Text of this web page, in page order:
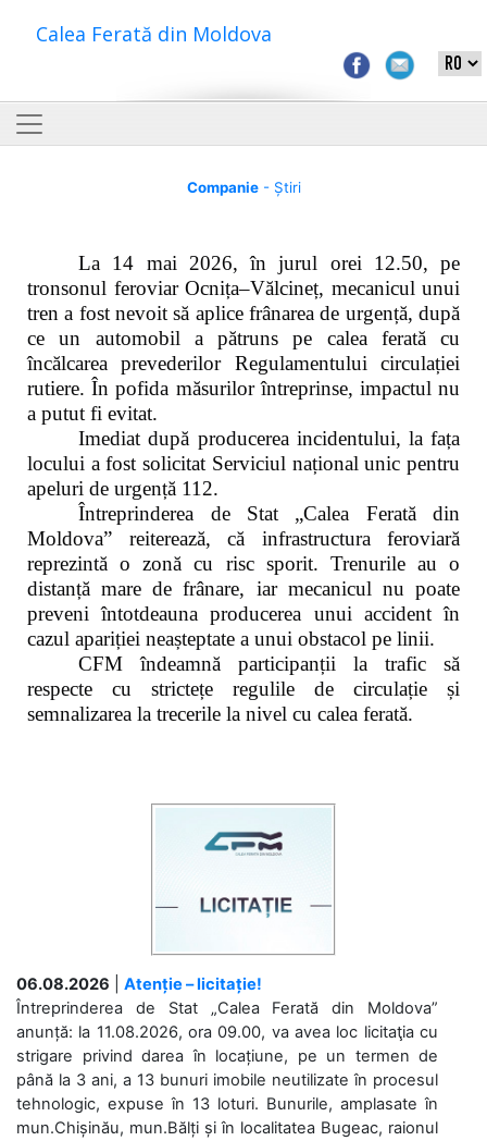
Calea Ferată din Moldova
Companie- Știri
La 14 mai 2026, în jurul orei 12.50, pe
tronsonul feroviar Ocnița–Vălcineț, mecanicul unui
tren a fost nevoit să aplice frânarea de urgență, după
ce un automobil a pătruns pe calea ferată cu
încălcarea prevederilor Regulamentului circulației
rutiere. În pofida măsurilor întreprinse, impactul nu
a putut fi evitat.
Imediat după producerea incidentului, la fața
locului a fost solicitat Serviciul național unic pentru
apeluri de urgență 112.
Întreprinderea de Stat „Calea Ferată din
Moldova” reiterează, că infrastructura feroviară
reprezintă o zonă cu risc sporit. Trenurile au o
distanță mare de frânare, iar mecanicul nu poate
preveni întotdeauna producerea unui accident în
cazul apariției neașteptate a unui obstacol pe linii.
CFM îndeamnă participanții la trafic să
respecte cu strictețe regulile de circulație și
semnalizarea la trecerile la nivel cu calea ferată.
06.08.2026
Atenție – licitație!
Întreprinderea de Stat „Calea Ferată din Moldova”
anunță: la 11.08.2026, ora 09.00, va avea loc licitaţia cu
strigare privind darea în locațiune, pe un termen de
până la 3 ani, a 13 bunuri imobile neutilizate în procesul
tehnologic, expuse în 13 loturi. Bunurile, amplasate în
mun.Chișinău, mun.Bălți și în localitatea Bugeac, raionul